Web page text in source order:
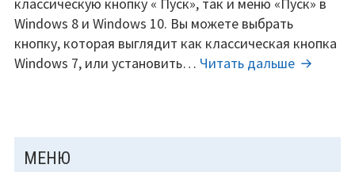
V
5.3
лицензионный
—
Windows 8 и Windows 10. Вы можете выбрать
кнопку, которая выглядит как классическая кнопка
Windows 7, или установить… Читать дальше IObit
Pro
ОСНОВНАЯ
МЕНЮ